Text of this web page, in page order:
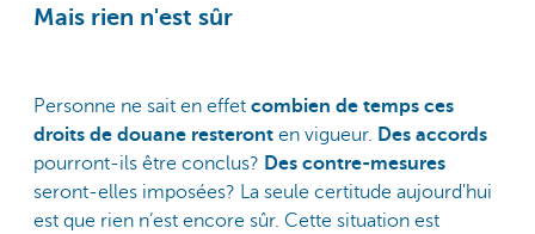
Mais rien n'est sûr
Personne ne sait en effet combien de temps ces
droits de douane resteront en vigueur. Des accords
pourront-ils être conclus? Des contre-mesures
seront-elles imposées? La seule certitude aujourd'hui
est que rien n’est encore sûr. Cette situation est